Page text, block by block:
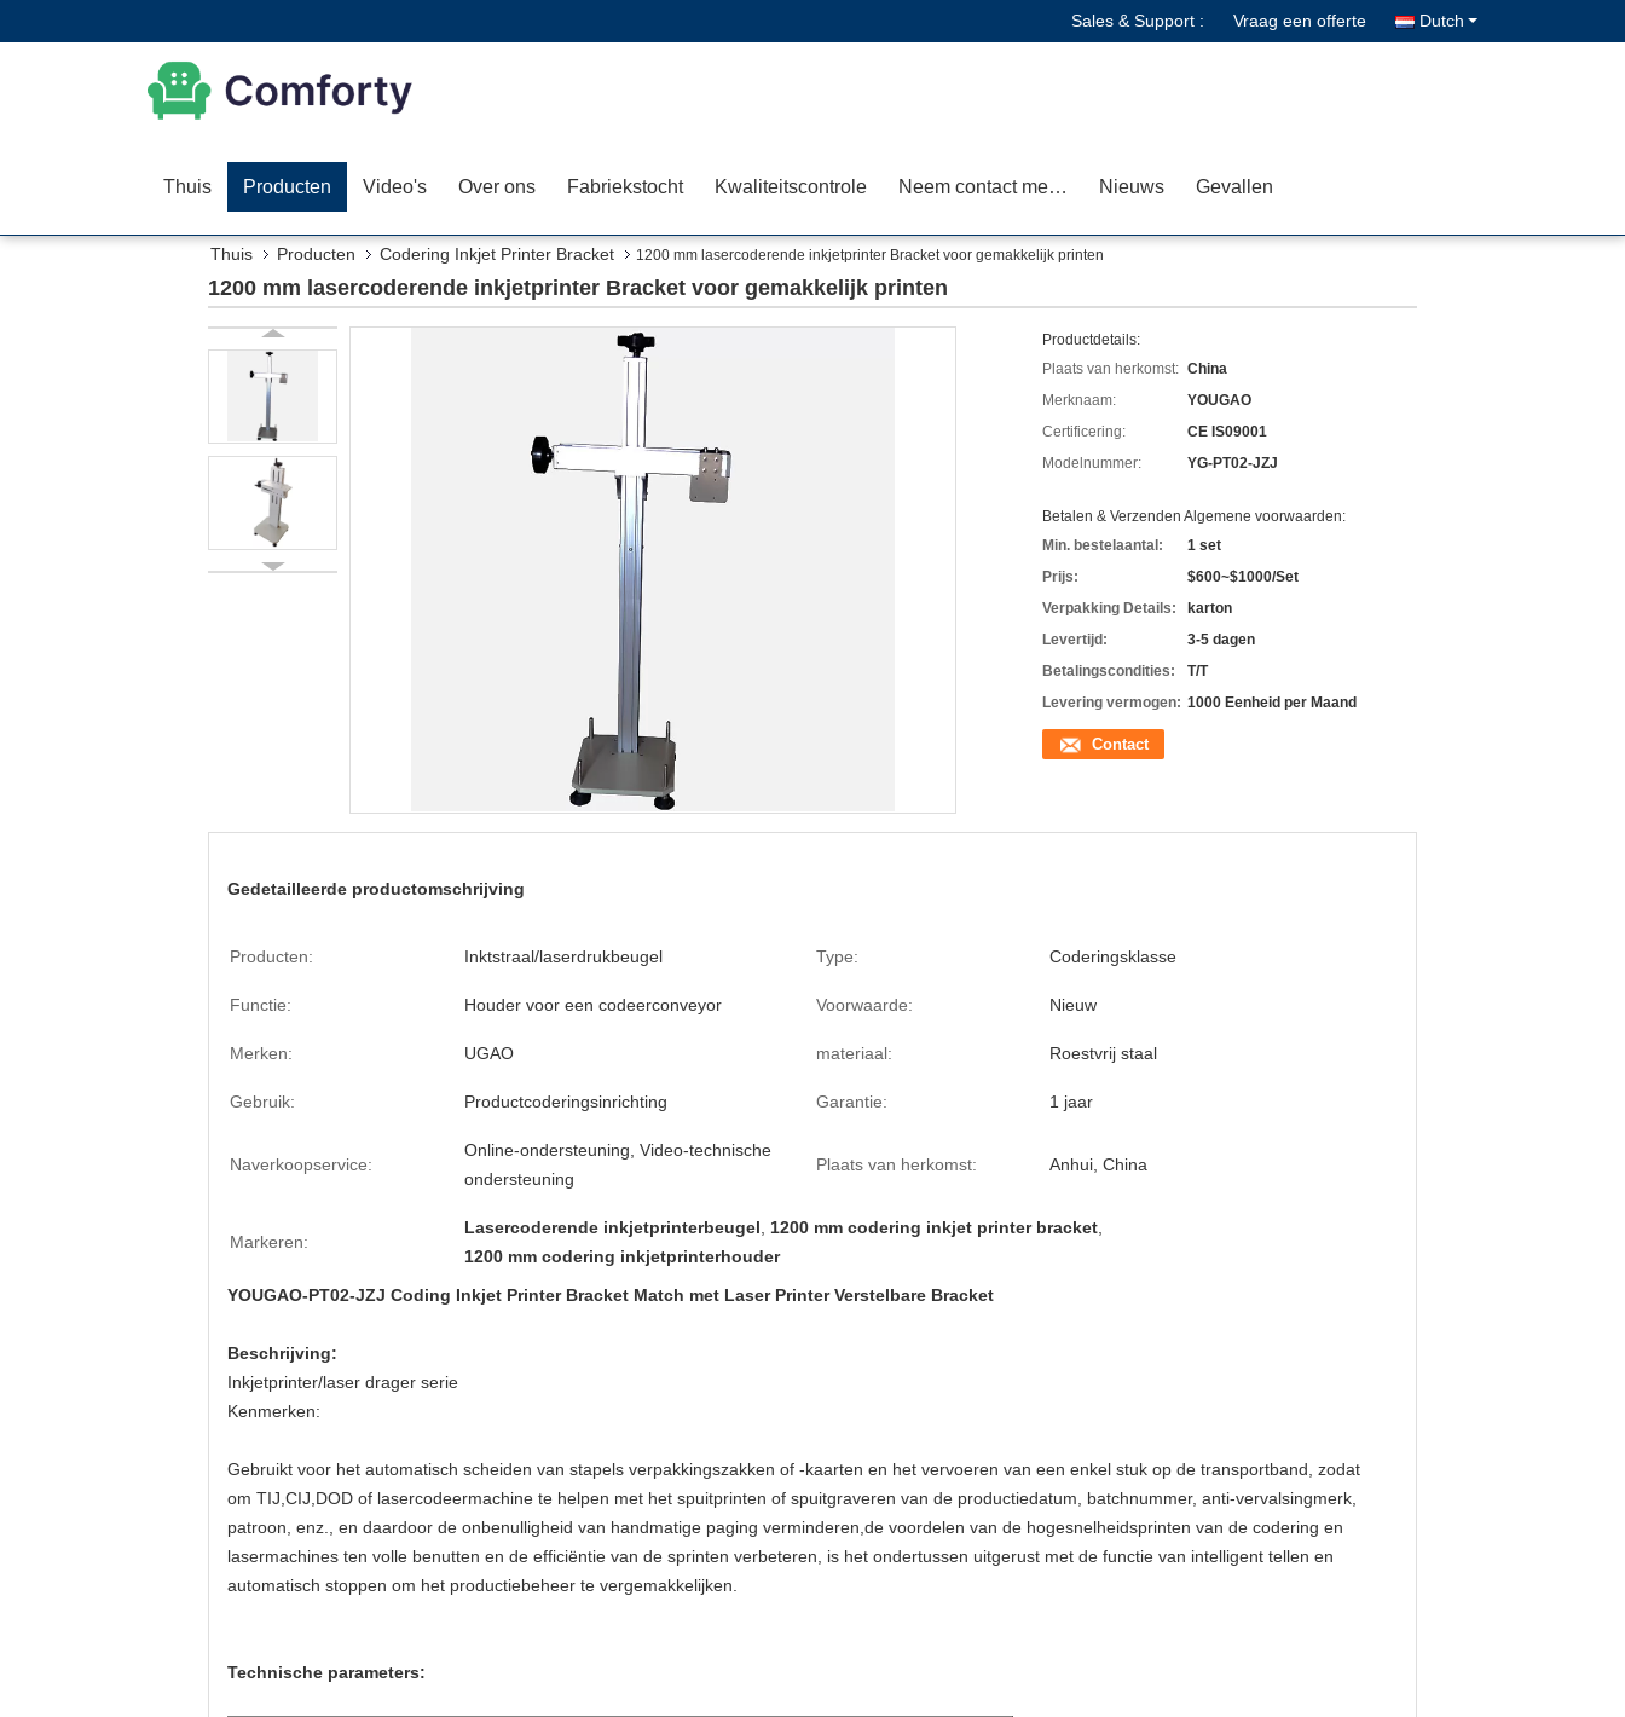
Sales & Support : Vraag een offerte Dutch
Thuis Producten Video's Over ons Fabriekstocht Kwaliteitscontrole Neem contact met ons op Nieuws Gevallen
Thuis Producten Codering Inkjet Printer Bracket 1200 mm lasercoderende inkjetprinter Bracket voor gemakkelijk printen
1200 mm lasercoderende inkjetprinter Bracket voor gemakkelijk printen
Productdetails:
Plaats van herkomst: China
Merknaam:
YOUGAO
Certificering:
CE IS09001
Modelnummer:
YG-PT02-JZJ
Betalen & Verzenden Algemene voorwaarden:
Min. bestelaantal:
1 set
Prijs:
$600~$1000/Set
Verpakking Details:
karton
Levertijd:
3-5 dagen
Betalingscondities:
T/T
Levering vermogen: 1000 Eenheid per Maand
Contact
Gedetailleerde productomschrijving
Producten: Inktstraal/laserdrukbeugel Type: Coderingsklasse
Functie: Houder voor een codeerconveyor Voorwaarde: Nieuw
Merken: UGAO materiaal: Roestvrij staal
Gebruik: Productcoderingsinrichting Garantie: 1 jaar
Naverkoopservice:
Online-ondersteuning, Video-technische
ondersteuning
Plaats van herkomst: Anhui, China
Markeren:
Lasercoderende inkjetprinterbeugel 1200 mm codering inkjet printer bracket
1200 mm codering inkjetprinterhouder
YOUGAO-PT02-JZJ Coding Inkjet Printer Bracket Match met Laser Printer Verstelbare Bracket
Beschrijving:
Inkjetprinter/laser drager serie
Kenmerken:
Gebruikt voor het automatisch scheiden van stapels verpakkingszakken of -kaarten en het vervoeren van een enkel stuk op de transportband, zodat
om TIJ,CIJ,DOD of lasercodeermachine te helpen met het spuitprinten of spuitgraveren van de productiedatum, batchnummer, anti-vervalsingmerk,
patroon, enz., en daardoor de onbenulligheid van handmatige paging verminderen,de voordelen van de hogesnelheidsprinten van de codering en
lasermachines ten volle benutten en de efficiëntie van de sprinten verbeteren, is het ondertussen uitgerust met de functie van intelligent tellen en
automatisch stoppen om het productiebeheer te vergemakkelijken.
Technische parameters: